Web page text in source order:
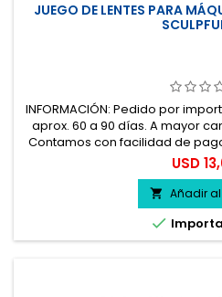
JUEGO DE LENTES PARA
INFORMACIÓN: Pedido por
aprox. 60 a 90 días. A mayor
Contamos con facilidad de
del impuesto.
Precio
USD
 Añadir
